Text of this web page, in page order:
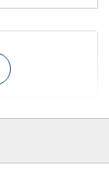
レスポンスが早い